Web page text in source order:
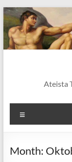
Skip
to
content
Ateista
Month: